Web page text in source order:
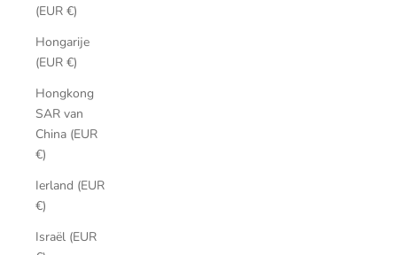
(EUR €)
Hongarije
(EUR €)
Hongkong
SAR van
China (EUR
€)
Ierland (EUR
€)
Israël (EUR